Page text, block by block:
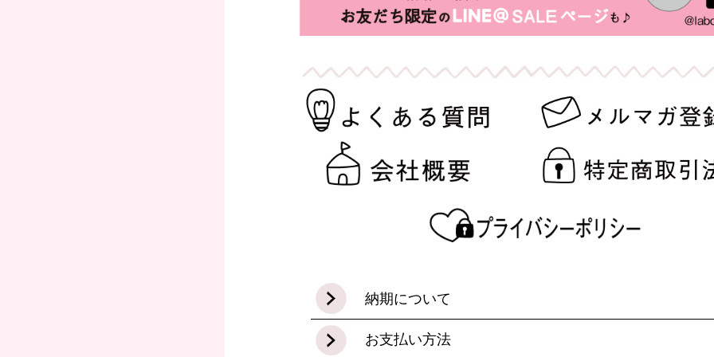
納期について
お支払い方法